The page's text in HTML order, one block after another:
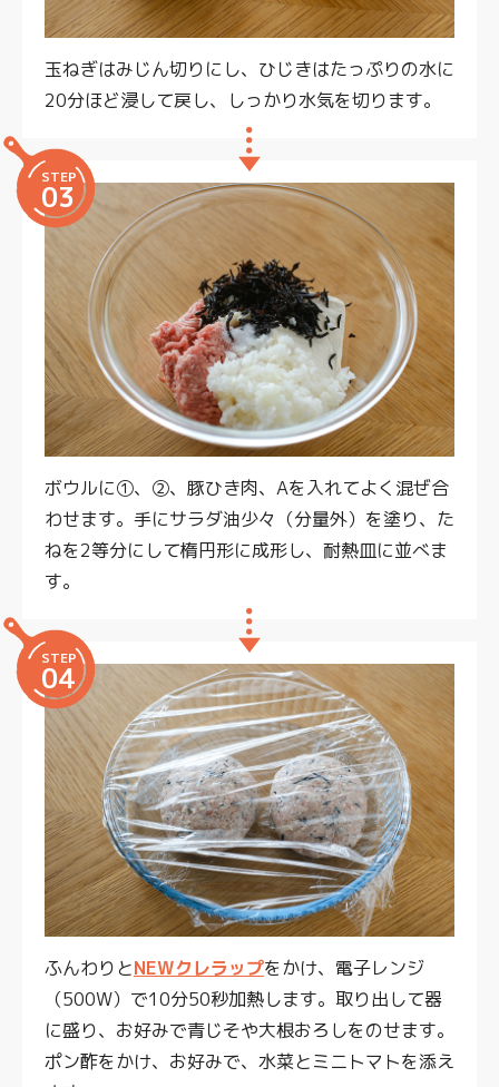
玉ねぎはみじん切りにし、ひじきはたっぷりの水に
20分ほど浸して戻し、しっかり水気を切ります。
STEP
03
ボウルに①、②、豚ひき肉、Aを入れてよく混ぜ合
わせます。手にサラダ油少々（分量外）を塗り、た
ねを2等分にして楕円形に成形し、耐熱皿に並べま
す。
STEP
04
ふんわりとNEWクレラップをかけ、電子レンジ
（500W）で10分50秒加熱します。取り出して器
に盛り、お好みで青じそや大根おろしをのせます。
ポン酢をかけ、お好みで、水菜とミニトマトを添え